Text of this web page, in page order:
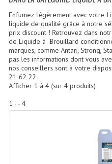
Accessoires
Pieds
Enfumez légèrement avec votre
liquide de qualité grâce à notre
prix discount ! Retrouvez dans
de Liquide à Brouillard
marques, comme Antari, Strong,
pas les informations dont vous
nos conseillers sont à votre
21 62 22.
Afficher 1 à 4(sur 4produits)
1 - - 4